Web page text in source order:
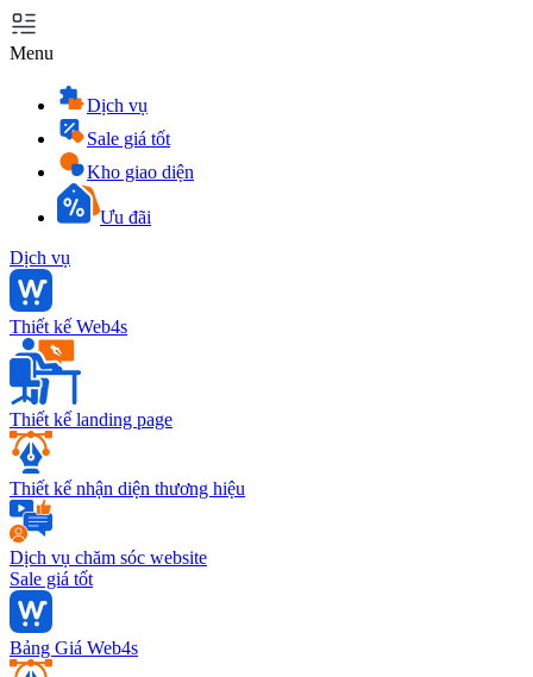
Menu
Dịch vụ
Sale giá tốt
Kho giao diện
Ưu đãi
Dịch vụ
Thiết kế Web4s
Thiết kế landing page
Thiết kế nhận diện thương hiệu
Dịch vụ chăm sóc website
Sale giá tốt
Bảng Giá Web4s